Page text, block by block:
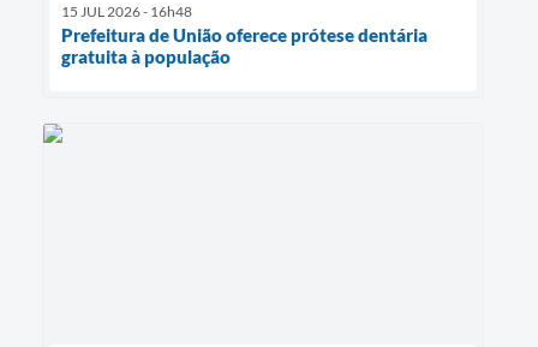
15 JUL 2026 - 16h48
Prefeitura de União oferece prótese dentária
gratuita à população